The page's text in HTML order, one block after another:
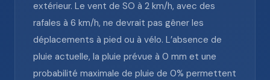
extérieur. Le vent de SO à 2 km/h, avec des
rafales à 6 km/h, ne devrait pas gêner les
déplacements à pied ou à vélo. L’absence de
pluie actuelle, la pluie prévue à 0 mm et une
probabilité maximale de pluie de 0% permettent